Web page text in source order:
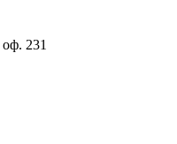
оф. 231